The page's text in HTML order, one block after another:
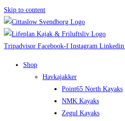
Skip to content
Tripadvisor Facebook-f Instagram Linkedin
Shop
Havkajakker
Point65 North Kayaks
NMK Kayaks
Zegul Kayaks